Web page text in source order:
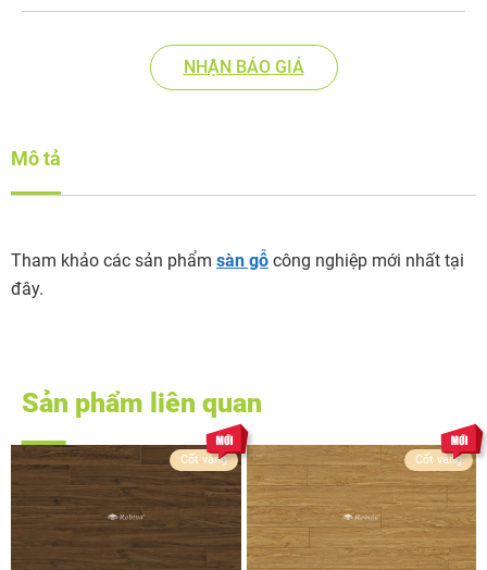
NHẬN BÁO GIÁ
Mô tả
Tham khảo các sản phẩm sàn gỗ công nghiệp mới nhất tại
đây.
Sản phẩm liên quan
Cốt vàng Cốt vàng